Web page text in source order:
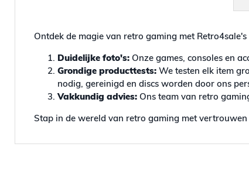
Ontdek de magie van retro gaming met
Duidelijke foto's: Onze games, consoles en
Grondige producttests: We testen elk item
nodig, gereinigd en discs worden door ons
Vakkundig advies: Ons team van retro
Stap in de wereld van retro gaming met vertrouwen